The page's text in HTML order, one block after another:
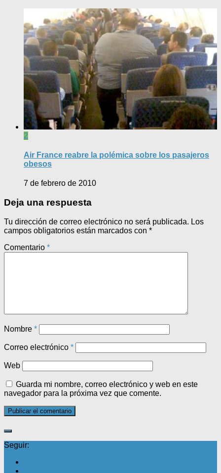
2
Air France reabre la polémica sobre los pasajeros
obesos
7 de febrero de 2010
Deja una respuesta
Tu dirección de correo electrónico no será publicada. Los
campos obligatorios están marcados con *
Comentario *
Nombre *
Correo electrónico *
Web
Guarda mi nombre, correo electrónico y web en este
navegador para la próxima vez que comente.
Seguir: